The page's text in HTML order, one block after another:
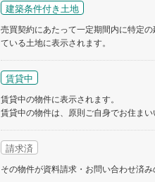
建築条件付き土地
売買契約にあたって一定期間内に特定
ている土地に表示されます。
賃貸中
賃貸中の物件に表示されます。
賃貸中の物件は、原則ご自身でお住まい
請求済
その物件が資料請求・お問い合わせ済み